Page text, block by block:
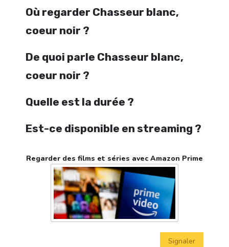
Où regarder Chasseur blanc,
coeur noir ?
De quoi parle Chasseur blanc,
coeur noir ?
Quelle est la durée ?
Est-ce disponible en streaming ?
Regarder des films et séries avec Amazon Prime
Signaler